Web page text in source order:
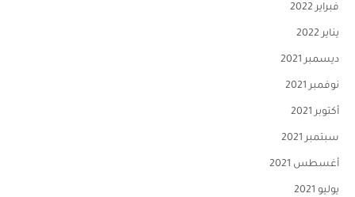
فبراير 2022
يناير 2022
ديسمبر 2021
نوفمبر 2021
أكتوبر 2021
سبتمبر 2021
أغسطس 2021
يوليو 2021